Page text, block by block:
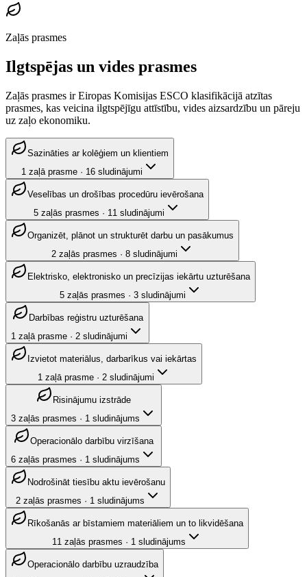
Zaļās prasmes
Ilgtspējas un vides prasmes
Zaļās prasmes ir Eiropas Komisijas ESCO klasifikācijā atzītas
prasmes, kas veicina ilgtspējīgu attīstību, vides aizsardzību un pāreju
uz zaļo ekonomiku.
Sazināties ar kolēģiem un klientiem
1 zaļā prasme· 16 sludinājumi
Veselības un drošības procedūru ievērošana
5 zaļās prasmes · 11 sludinājumi
Organizēt, plānot un strukturēt darbu un pasākumus
2 zaļās prasmes · 8 sludinājumi
Elektrisko, elektronisko un precīzijas iekārtu uzturēšana
5 zaļās prasmes · 3 sludinājumi
Darbības reģistru uzturēšana
1 zaļā prasme · 2 sludinājumi
Izvietot materiālus, darbarīkus vai iekārtas
1 zaļā prasme· 2 sludinājumi
Risinājumu izstrāde
3 zaļās prasmes · 1 sludinājums
Operacionālo darbību virzīšana
6 zaļās prasmes · 1 sludinājums
Nodrošināt tiesību aktu ievērošanu
2 zaļās prasmes · 1 sludinājums
Rīkošanās ar bīstamiem materiāliem un to likvidēšana
11 zaļās prasmes · 1 sludinājums
Operacionālo darbību uzraudzība